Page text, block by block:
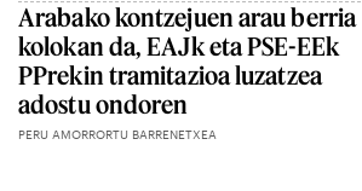
Arabako kontzejuen arau berria
kolokan da, EAJk eta PSE-EEk
PPrekin tramitazioa luzatzea
adostu ondoren
PERU AMORRORTU BARRENETXEA